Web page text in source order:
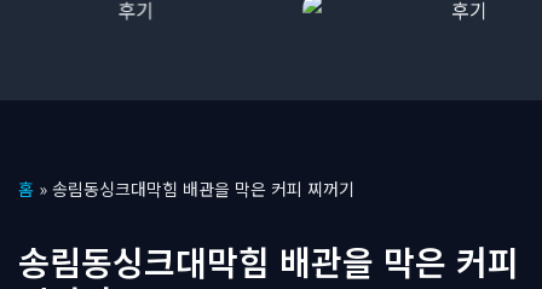
텐
로
홈 » 송림동싱크대막힘 배관을 막은 커피 찌꺼기
송림동싱크대막힘 배관을 막은 커피